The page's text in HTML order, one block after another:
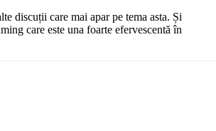
discuții care mai apar pe tema asta. Și
care este una foarte efervescentă în